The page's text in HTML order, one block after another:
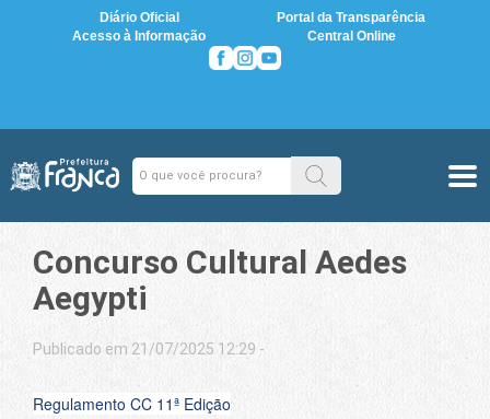
Diário Oficial
Portal da Transparência
Acesso à Informação
Central Online
Concurso Cultural Aedes
Aegypti
Publicado em 21/07/2025 12:29 -
Regulamento CC 11ª Edição